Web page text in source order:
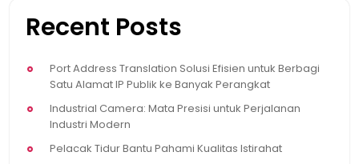
Recent Posts
Port Address Translation Solusi Efisien untuk Berbagi
Satu Alamat IP Publik ke Banyak Perangkat
Industrial Camera: Mata Presisi untuk Perjalanan
Industri Modern
Pelacak Tidur Bantu Pahami Kualitas Istirahat